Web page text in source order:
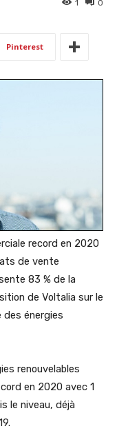
0
1
Pinterest
record en 2020
de vente
83 % de la
de Voltalia sur le
des énergies
renouvelables
en 2020 avec 1
le niveau, déjà